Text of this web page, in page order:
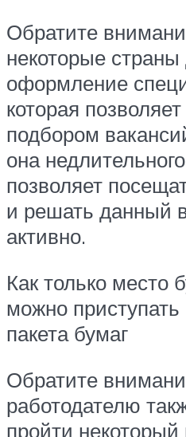
Обратите
некоторые страны
оформление
которая
подбором
она
позволяет
и решать данный
активно.
Как только место
можно приступать
пакета бумаг
Обратите
работодателю
пройти некоторый